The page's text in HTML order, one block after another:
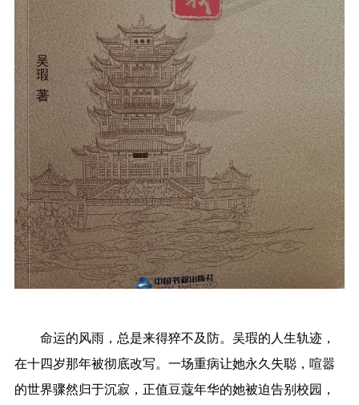
命运的风雨，总是来得猝不及防。吴瑕的人生轨迹，
在十四岁那年被彻底改写。一场重病让她永久失聪，喧嚣
的世界骤然归于沉寂，正值豆蔻年华的她被迫告别校园，